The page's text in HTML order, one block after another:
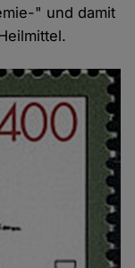
" und damit